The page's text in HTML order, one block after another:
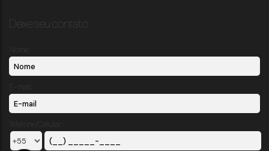
Deixe seu contato
Nome:
E-mail:
Telefone/Celular: